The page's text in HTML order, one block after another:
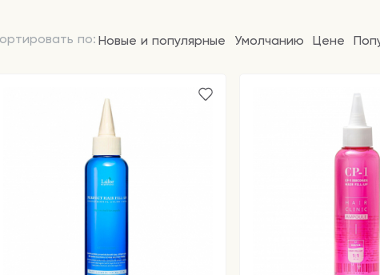
по: Новые и популярные Умолчанию Цене